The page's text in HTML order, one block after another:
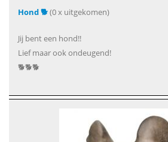
Hond 🐕(0 x uitgekomen)
Jij bent een hond!!
Lief maar ook ondeugend!
🐕🐕🐕